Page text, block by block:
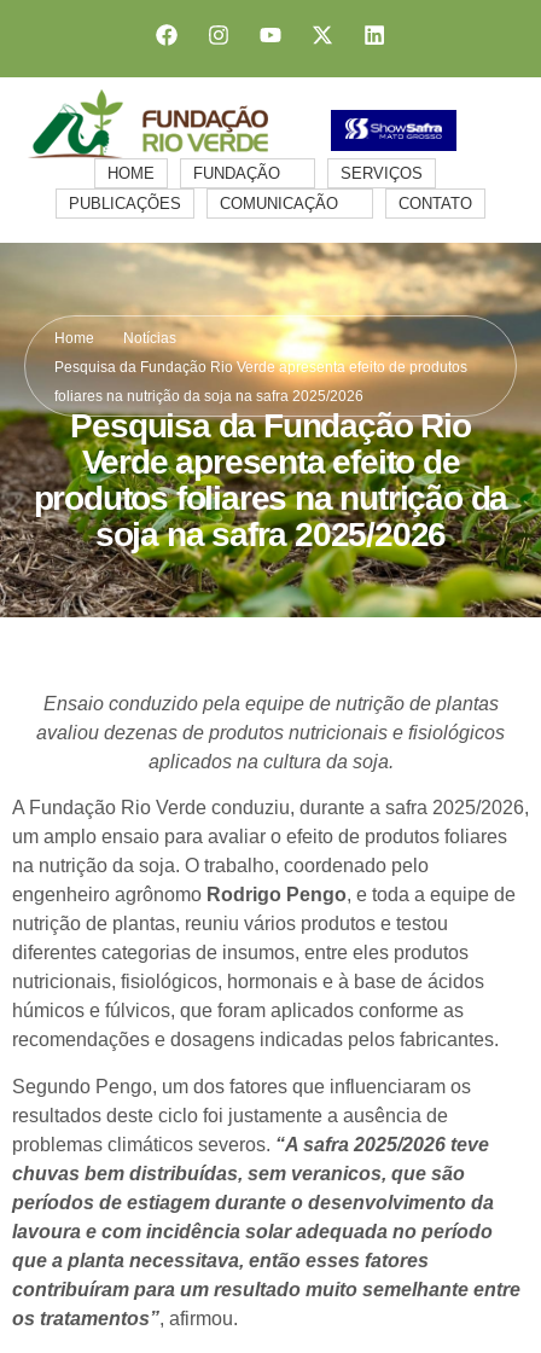
HOME FUNDAÇÃO
SERVIÇOS
PUBLICAÇÕES
COMUNICAÇÃO CONTATO
Home
Notícias
Pesquisa da Fundação Rio Verde apresenta efeito de produtos
foliares na nutrição da soja na safra 2025/2026
Pesquisa da Fundação Rio
Verde apresenta efeito de
produtos foliares na nutrição da
soja na safra 2025/2026
Ensaio conduzido pela equipe de nutrição de plantas
avaliou dezenas de produtos nutricionais e fisiológicos
aplicados na cultura da soja.
A Fundação Rio Verde conduziu, durante a safra 2025/2026,
um amplo ensaio para avaliar o efeito de produtos foliares
na nutrição da soja. O trabalho, coordenado pelo
engenheiro agrônomo Rodrigo Pengo, e toda a equipe de
nutrição de plantas, reuniu vários produtos e testou
diferentes categorias de insumos, entre eles produtos
nutricionais, fisiológicos, hormonais e à base de ácidos
húmicos e fúlvicos, que foram aplicados conforme as
recomendações e dosagens indicadas pelos fabricantes.
Segundo Pengo, um dos fatores que influenciaram os
resultados deste ciclo foi justamente a ausência de
problemas climáticos severos. “A safra 2025/2026 teve
chuvas bem distribuídas, sem veranicos, que são
períodos de estiagem durante o desenvolvimento da
lavoura e com incidência solar adequada no período
que a planta necessitava, então esses fatores
contribuíram para um resultado muito semelhante entre
os tratamentos”, afirmou.